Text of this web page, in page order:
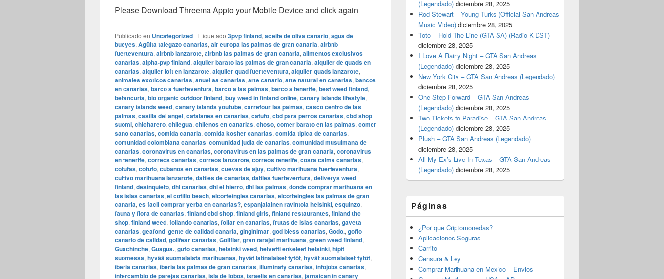
Please Download Threema Appto your Mobile Device and click again
Publicado en Uncategorized | Etiquetado 3pvp finland, aceite de oliva canario, agua de
bueyes, Agüita talegazo canarias, air europa las palmas de gran canaria, airbnb
fuerteventura, airbnb lanzarote, airbnb las palmas de gran canaria, alimentos exclusivos
canarias, alpha-pvp finland, alquiler barato las palmas de gran canaria, alquiler de quads en
canarias, alquiler loft en lanzarote, alquiler quad fuerteventura, alquiler quads lanzarote,
animales exoticos canarias, anuel aa canarias, arte canario, arte natural en canarias, bancos
en canarias, barco a fuerteventura, barco a las palmas, barco a tenerife, best weed finland,
betancuria, bio organic outdoor finland, buy weed in finland online, canary islands lifestyle,
canary islands weed, canary islands youtube, carrefour las palmas, casco centro de las
palmas, casilla del angel, catalanes en canarias, catufo, cbd para perros canarias, cbd shop
suomi, chicharero, chilegua, chilenos en canarias, choso, comer barato en las palmas, comer
sano canarias, comida canaria, comida kosher canarias, comida tipica de canarias,
comunidad colombiana canarias, comunidad judia de canarias, comunidad musulmana de
canarias, coronavirus en canarias, coronavirus en las palmas de gran canaria, coronavirus
en tenerife, correos canarias, correos lanzarote, correos tenerife, costa calma canarias,
cotufas, cotufo, cubanos en canarias, cuevas de ajuy, cultivo marihuana fuerteventura,
cultivo marihuana lanzarote, datiles de canarias, datiles fuerteventura, deliverys weed
finland, desinquieto, dhl canarias, dhl el hierro, dhl las palmas, donde comprar marihuana en
las islas canarias, el cotillo beach, elcorteingles canarias, elcorteingles las palmas de gran
canaria, es facil comprar yerba en canarias?, espanjalainen ravintola helsinki, esquinzo,
fauna y flora de canarias, finland cbd shop, finland girls, finland restaurantes, finland thc
shop, finland weed, follando canarias, follar en canarias, frutas de islas canarias, gaveta
canarias, geafond, gente de calidad canaria, ginginimar, god bless canarias, Godo., gofio
canario de calidad, golifear canarias, Golifiar, gran tarajal marihuana, green weed finland,
Guachinche, Guagua., gufo canarias, helsinki weed, helvetti enkeleet helsinki, hipit
suomessa, hyvää suomalaista marihuanaa, hyvät latinalaiset tytöt, hyvät suomalaiset tytöt,
iberia canarias, iberia las palmas de gran canarias, illuminaty canarias, infojobs canarias,
intercambio de parejas canarias, isla de lobos, israelis en canarias, jamaican in canary
(Legendado) diciembre 28, 2025
Rod Stewart – Young Turks (Official San Andreas
Music Video) diciembre 28, 2025
Toto – Hold The Line (GTA SA) (Radio K-DST)
diciembre 28, 2025
I Love A Rainy Night – GTA San Andreas
(Legendado) diciembre 28, 2025
New York City – GTA San Andreas (Legendado)
diciembre 28, 2025
One Step Forward – GTA San Andreas
(Legendado) diciembre 28, 2025
Two Tickets to Paradise – GTA San Andreas
(Legendado) diciembre 28, 2025
Plush – GTA San Andreas (Legendado)
diciembre 28, 2025
All My Ex’s Live In Texas – GTA San Andreas
(Legendado) diciembre 28, 2025
Páginas
¿Por que Criptomonedas?
Aplicaciones Seguras
Carrito
Censura & Ley
Comprar Marihuana en Mexico – Envios –